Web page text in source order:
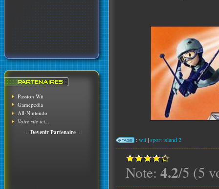
Passion Wii
Gamepedia
All-Nintendo
Votre site ici...
:: Devenir Partenaire ::
:wii|sport island 2
Note: 4.2/5 (5